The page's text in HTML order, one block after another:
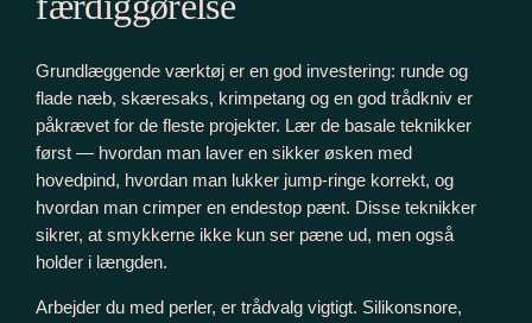
Grundlæggende værktøj er en god investering: runde og
flade næb, skæresaks, krimpetang og en god trådkniv er
påkrævet for de fleste projekter. Lær de basale teknikker
først — hvordan man laver en sikker øsken med
hovedpind, hvordan man lukker jump-ringe korrekt, og
hvordan man crimper en endestop pænt. Disse teknikker
sikrer, at smykkerne ikke kun ser pæne ud, men også
holder i længden.
Arbejder du med perler, er trådvalg vigtigt. Silikonsnore,